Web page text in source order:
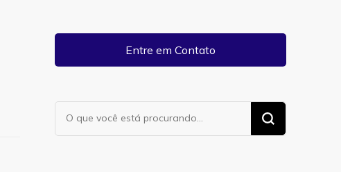
Entre em Contato
Procurando
algo?